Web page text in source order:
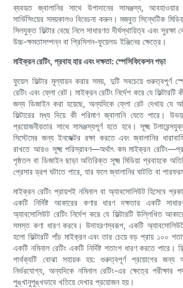
ব্যবহৃত জ্বালানির সাথে উপাদানের সামঞ্জস্য,
সার্ভিসিংয়ের সময়কালও বিবেচনা করুন। মজবুত সিন্থেটিক
সিলযুক্ত ফিল্টার বেছে নিলে সাধারণত দীর্ঘস্থায়িত্ব এবং সুরক্ষা
উচ্চ-ক্ষমতাসম্পন্ন বা প্রিসিশন-ফুয়েলড ইঞ্জিনের ক্ষেত্রে।
মাইক্রন রেটিং, প্রবাহ হার এবং দক্ষতা: স্পেসিফিকেশন পড়া
ফুয়েল ফিল্টার মূল্যায়ন করার সময়, দুটি সবচেয়ে গুরুত্বপূর্ণ
রেটিং এবং ফ্লো রেট। মাইক্রন রেটিং নির্দেশ করে যে
জন্য ডিজাইন করা হয়েছে, অন্যদিকে ফ্লো রেট দেখায় যে
ফিল্টারের মধ্য দিয়ে কী পরিমাণ জ্বালানি যেতে পারে।
প্রয়োজনীয়তার সাথে সামঞ্জস্যপূর্ণ হতে হবে। সূক্ষ্ম
সিস্টেমের জন্য ইনজেক্টর রক্ষা করতে এবং জ্বালানির
রাখতে আরও সূক্ষ্ম পরিস্রাবণ—অর্থাৎ কম মাইক্রন
পৃষ্ঠতল বা ডিজাইন ছাড়া অতিরিক্ত সূক্ষ্ম মিডিয়া প্রবাহকে
প্রেসার ড্রপ ঘটাতে পারে, যার ফলে জ্বালানির ঘাটতি বা
মাইক্রন রেটিং প্রায়শই নমিনাল বা অ্যাবসোলিউট হিসেবে
একটি নির্দিষ্ট আকারের কণার ধারণ দক্ষতার একটি
অ্যাবসোলিউট রেটিং নির্দেশ করে যে ফিল্টারটি উল্লিখিত
সমস্ত কণা ধারণ করবে। উদাহরণস্বরূপ, একটি অ্যাবসোলিউট
হলো ফিল্টারটি পাঁচ মাইক্রন এবং তার চেয়ে বড় প্রায় ১০০
একটি নমিনাল রেটিং একটি নির্দিষ্ট শতাংশ ধারণ করতে পারে।
পার্থক্যটি বোঝা সহায়ক হয়: গুরুত্বপূর্ণ প্রয়োগের জন্য
নির্ভরযোগ্য, অন্যদিকে নমিনাল রেটিং-এর ক্ষেত্রে পরীক্ষার
পুঙ্খানুপুঙ্খভাবে খতিয়ে দেখার প্রয়োজন হয়।